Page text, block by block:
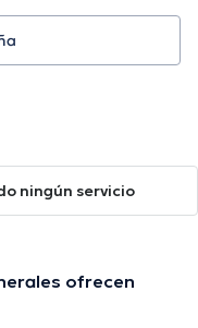
ningún servicio
ofrecen